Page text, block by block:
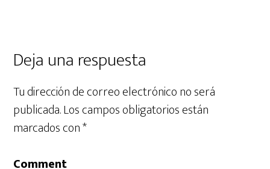
Deja una respuesta
Tu dirección de correo electrónico no será
publicada.Los campos obligatorios están
marcados con*
Comment